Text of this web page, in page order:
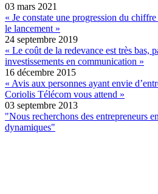
03 mars 2021
« Je constate une progression du
le lancement »
24 septembre 2019
« Le coût de la redevance est très bas,
investissements en communication »
16 décembre 2015
« Avis aux personnes ayant envie
Coriolis Télécom vous attend »
03 septembre 2013
"Nous recherchons des entrepreneurs
dynamiques"